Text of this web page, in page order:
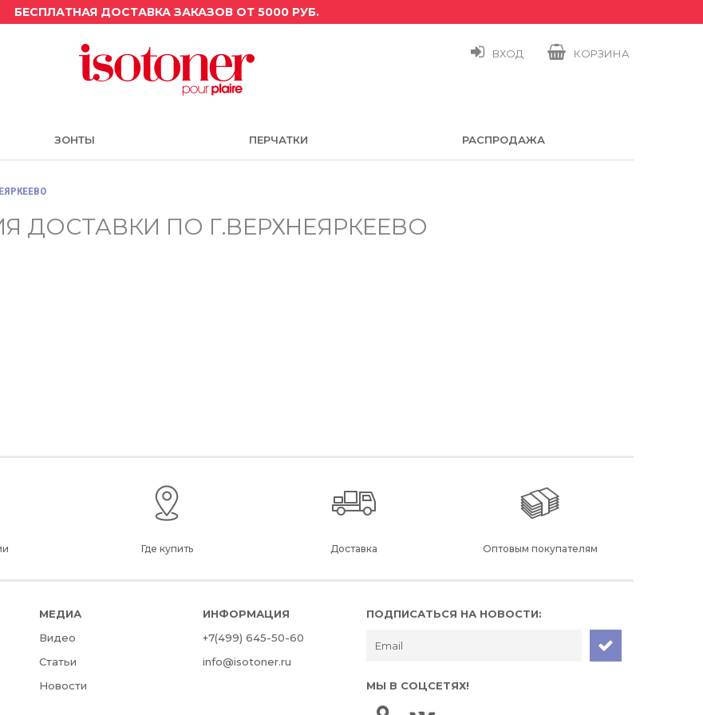
БЕСПЛАТНАЯ ДОСТАВКА ЗАКАЗОВ ОТ 5000 РУБ.
ВХОД КОРЗИНА
ЗОНТЫ ПЕРЧАТКИ РАСПРОДАЖА
ДОСТАВКИ ПО Г.ВЕРХНЕЯРКЕЕВО
Где купить Доставка Оптовым покупателям
МЕДИА
Видео
Статьи
Новости
ИНФОРМАЦИЯ
+7(499) 645-50-60
info@isotoner.ru
ПОДПИСАТЬСЯ НА НОВОСТИ:
МЫ В СОЦСЕТЯХ!